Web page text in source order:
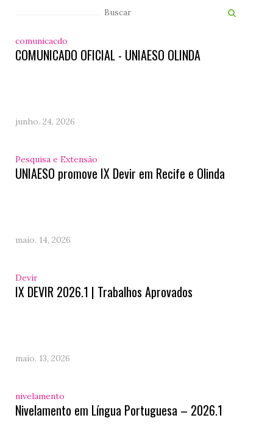
comunicacdo
COMUNICADO OFICIAL - UNIAESO OLINDA
junho. 24, 2026
Pesquisa e Extensão
UNIAESO promove IX Devir em Recife e Olinda
maio. 14, 2026
Devir
IX DEVIR 2026.1 | Trabalhos Aprovados
maio. 13, 2026
nivelamento
Nivelamento em Língua Portuguesa – 2026.1